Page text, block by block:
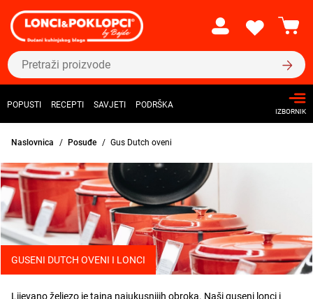
POPUSTI RECEPTI SAVJETI PODRŠKA
IZBORNIK
Naslovnica Posuđe Gus Dutch oveni
GUSENI DUTCH OVENI I LONCI
Lijevano željezo je tajna najukusnijih obroka. Naši guseni lonci i